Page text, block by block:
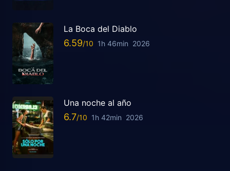
La Boca del Diablo
6.59 1h 46min 2026
Una noche al año
6.7 1h 42min 2026